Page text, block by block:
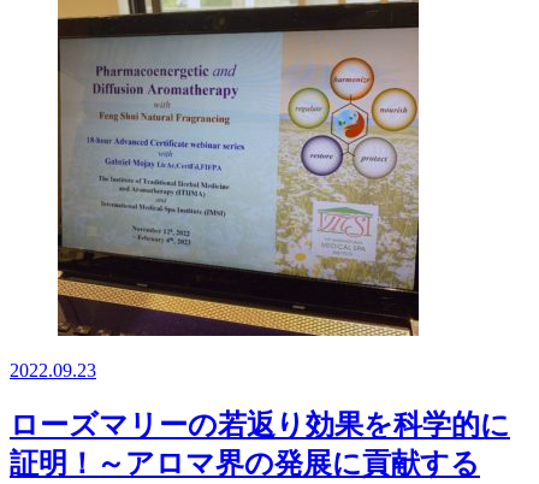
2022.09.23
ローズマリーの若返り効果を科学的に
証明！～アロマ界の発展に貢献する